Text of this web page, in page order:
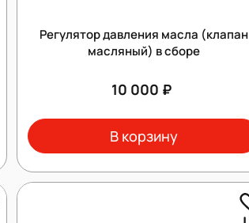
Регулятор давления масла (клапан
масляный) в сборе
10 000 ₽
В корзину